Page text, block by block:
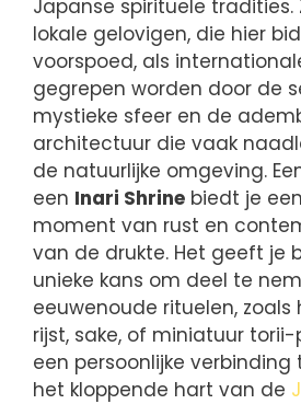
Japanse spirituele tradities.
lokale gelovigen, die hier
voorspoed, als
gegrepen worden door de
mystieke sfeer en de
architectuur die vaak
de natuurlijke omgeving.
een Inari Shrine biedt je
moment van rust en
van de drukte. Het geeft je
unieke kans om deel te
eeuwenoude rituelen,
rijst, sake, of miniatuur torii-
een persoonlijke
het kloppende hart van de